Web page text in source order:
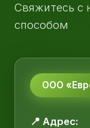
Свяжитесь с
способом
ООО
📍 Адрес: